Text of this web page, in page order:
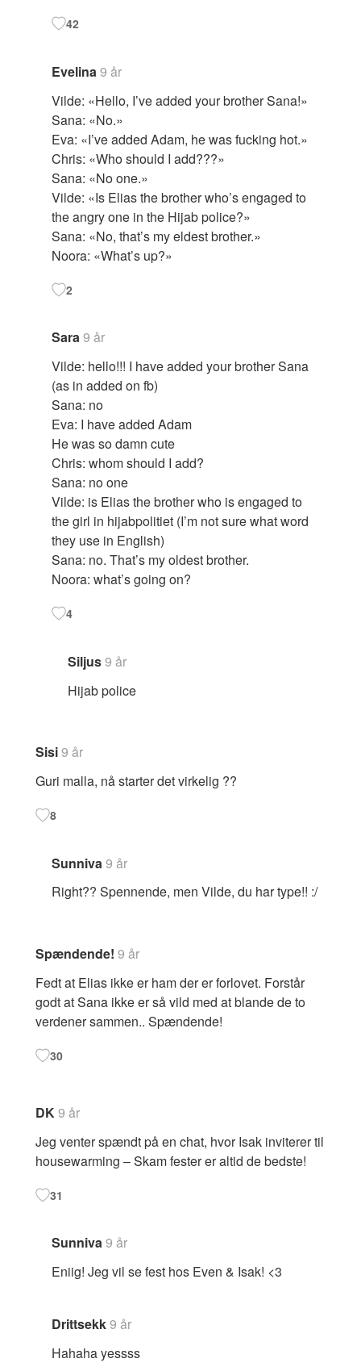
42
Evelina9 år
Vilde: «Hello, I’ve added your brother Sana!»
Sana: «No.»
Eva: «I’ve added Adam, he was fucking hot.»
Chris: «Who should I add???»
Sana: «No one.»
Vilde: «Is Elias the brother who’s engaged to
the angry one in the Hijab police?»
Sana: «No, that’s my eldest brother.»
Noora: «What’s up?»
2
Sara9 år
Vilde: hello!!! I have added your brother Sana
(as in added on fb)
Sana: no
Eva: I have added Adam
He was so damn cute
Chris: whom should I add?
Sana: no one
Vilde: is Elias the brother who is engaged to
the girl in hijabpolitiet (I’m not sure what word
they use in English)
Sana: no. That’s my oldest brother.
Noora: what’s going on?
4
Siljus9 år
Hijab police
Sisi9 år
Guri malla, nå starter det virkelig ??
8
Sunniva9 år
Right?? Spennende, men Vilde, du har type!! :/
Spændende! 9 år
Fedt at Elias ikke er ham der er forlovet. Forstår
godt at Sana ikke er så vild med at blande de to
verdener sammen.. Spændende!
30
DK9 år
Jeg venter spændt på en chat, hvor Isak inviterer til
housewarming – Skam fester er altid de bedste!
31
Sunniva9 år
Eniig! Jeg vil se fest hos Even & Isak! <3
Drittsekk9 år
Hahaha yessss